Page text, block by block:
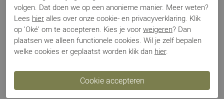
Merk
Kamo Gutsu
Artikelnummer
Tifo 046
Los voetbed
Ja
Categorie
Sneakers
Kleur
Geel
Suede
Bestelcode
000003753
volgen. Dat doen we op een anonieme manier. Meer weten?
Lees hier alles over onze cookie- en privacyverklaring. Klik
op 'Oké' om te accepteren. Kies je voor weigeren? Dan
plaatsen we alleen functionele cookies. Wil je zelf bepalen
welke cookies er geplaatst worden klik dan hier.